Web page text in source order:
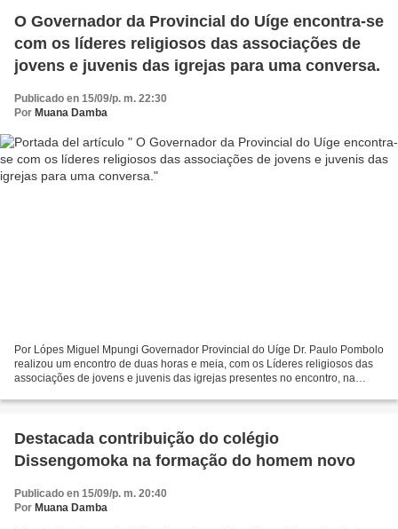
O Governador da Provincial do Uíge encontra-se
com os líderes religiosos das associações de
jovens e juvenis das igrejas para uma conversa.
Publicado en 15/09/p. m. 22:30
Por Muana Damba
Por Lópes Miguel Mpungi Governador Provincial do Uíge Dr. Paulo Pombolo
realizou um encontro de duas horas e meia, com os Líderes religiosos das
associações de jovens e juvenis das igrejas presentes no encontro, na
Destacada contribuição do colégio
Dissengomoka na formação do homem novo
Publicado en 15/09/p. m. 20:40
Por Muana Damba